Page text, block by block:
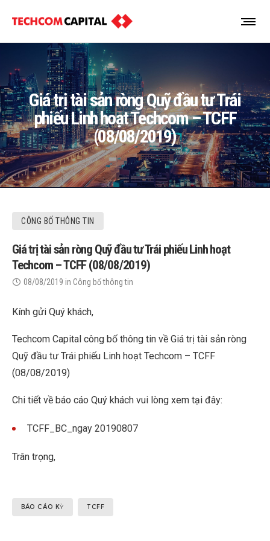
Giá trị tài sản ròng Quỹ đầu tư Trái
phiếu Linh hoạt Techcom – TCFF
(08/08/2019)
CÔNG BỐ THÔNG TIN
Giá trị tài sản ròng Quỹ đầu tư Trái phiếu Linh hoạt
Techcom – TCFF (08/08/2019)
08/08/2019 in Công bố thông tin
Kính gửi Quý khách,
Techcom Capital công bố thông tin về Giá trị tài sản ròng
Quỹ đầu tư Trái phiếu Linh hoạt Techcom – TCFF
(08/08/2019)
Chi tiết về báo cáo Quý khách vui lòng xem tại đây:
TCFF_BC_ngay 20190807
Trân trọng,
BÁO CÁO KỲ TCFF